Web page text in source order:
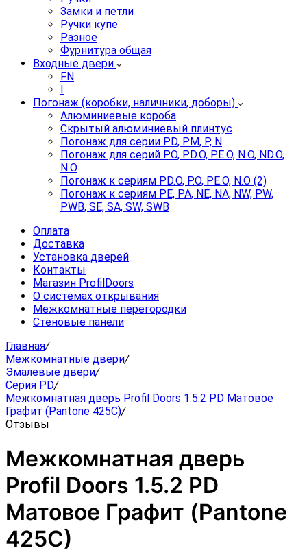
Замки и петли
Ручки купе
Разное
Фурнитура общая
Входные двери
FN
I
Погонаж (коробки, наличники, доборы)
Алюминиевые короба
Скрытый алюминиевый плинтус
Погонаж для серии PD, PM, P, N
Погонаж для серий P.O, PD.O, PE.O, N.O, ND.O,
N.O
Погонаж к сериям PD.O, P.O, PE.O, N.O (2)
Погонаж к сериям PE, PA, NE, NA, NW, PW,
PWB, SE, SA, SW, SWB
Оплата
Доставка
Установка дверей
Контакты
Магазин ProfilDoors
О системах открывания
Межкомнатные перегородки
Стеновые панели
Главная/
Межкомнатные двери/
Эмалевые двери/
Серия PD/
Межкомнатная дверь Profil Doors 1.5.2 PD Матовое
Графит (Pantone 425С)/
Отзывы
Межкомнатная дверь
Profil Doors 1.5.2 PD
Матовое Графит (Pantone
425С)